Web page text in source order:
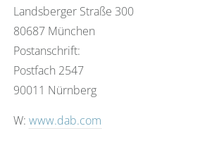
Landsberger Straße 300
80687 München
Postanschrift:
Postfach 2547
90011 Nürnberg
W:www.dab.com